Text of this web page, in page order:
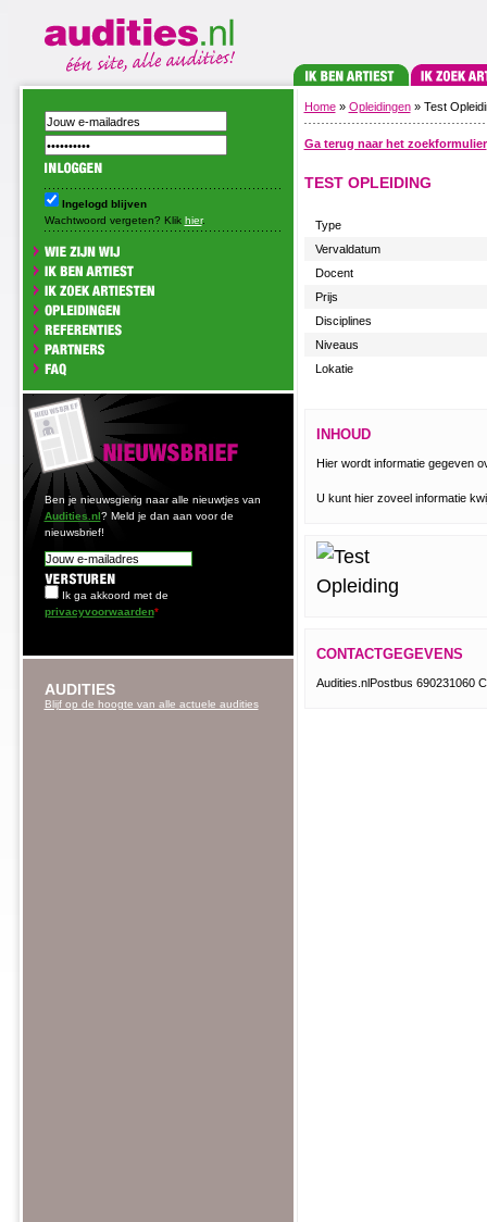
Ingelogd blijven
Wachtwoord vergeten? Klik hier.
Ben je nieuwsgierig naar alle nieuwtjes van
Audities.nl? Meld je dan aan voor de
nieuwsbrief!
Ik ga akkoord met de
privacyvoorwaarden*
AUDITIES
Blijf op de hoogte van alle actuele audities
Home » Opleidingen » Test
Ga terug naar het zoekformulier
TEST OPLEIDING
Type
Vervaldatum
Docent
Prijs
Disciplines
Niveaus
Lokatie
INHOUD
Hier wordt informatie gegeven
U kunt hier zoveel informatie
CONTACTGEGEVENS
Audities.nlPostbus 690231060